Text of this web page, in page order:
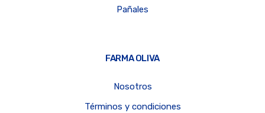
Pañales
FARMA OLIVA
Nosotros
Términos y condiciones